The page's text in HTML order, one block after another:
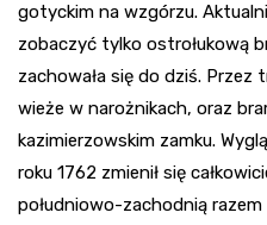
gotyckim na wzgórzu.
zobaczyć tylko ostrołukową
zachowała się do dziś.
wieże w narożnikach, oraz
kazimierzowskim zamku.
roku 1762 zmienił się
południowo-zachodnią